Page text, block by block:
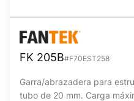
FK 205B#F70EST258
Garra/abrazadera para
tubo de 20 mm. Carga